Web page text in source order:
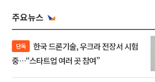
주요뉴스
단독
중…“스타트업 여러 곳 참여”